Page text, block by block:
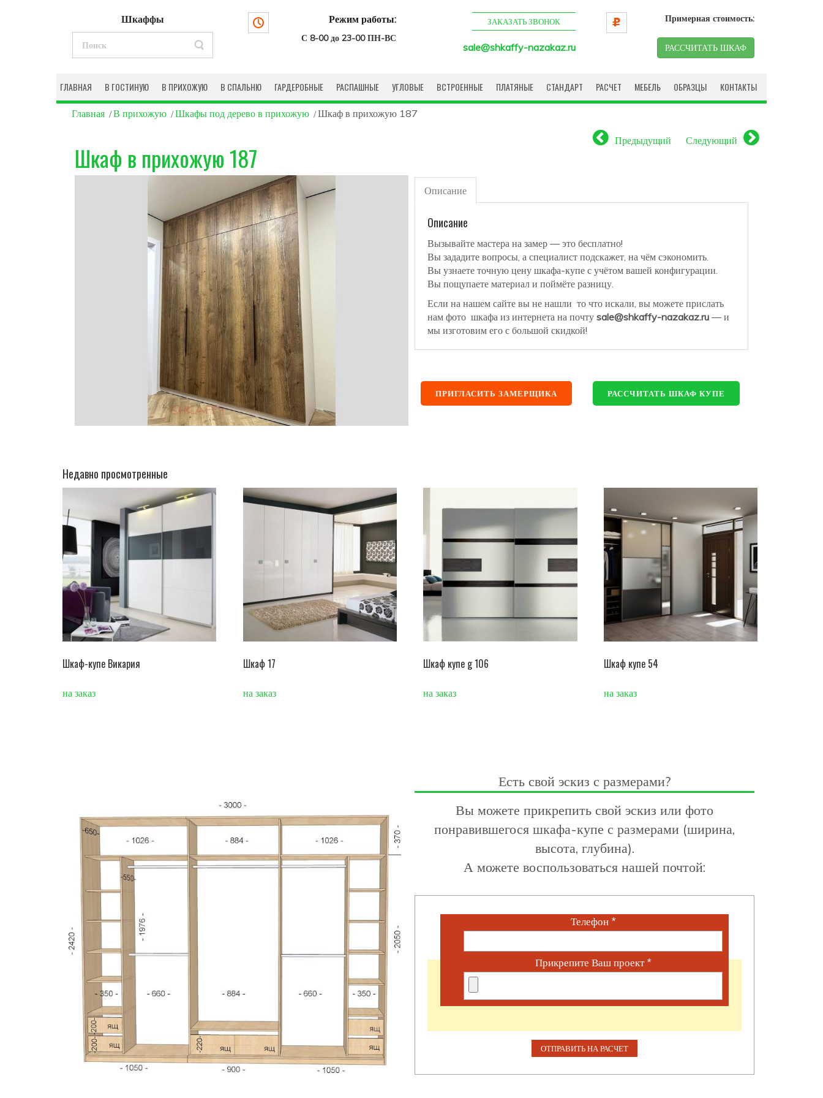
Шкаффы Режим работы:
С 8-00 до 23-00 ПН-ВС
ЗАКАЗАТЬ ЗВОНОК
sale@shkaffy-nazakaz.ru
Примерная стоимость:
РАССЧИТАТЬ ШКАФ
ГЛАВНАЯ В ГОСТИНУЮ В ПРИХОЖУЮ В СПАЛЬНЮ ГАРДЕРОБНЫЕ РАСПАШНЫЕ УГЛОВЫЕ ВСТРОЕННЫЕ ПЛАТЯНЫЕ СТАНДАРТ РАСЧЕТ МЕБЕЛЬ ОБРАЗЦЫ КОНТАКТЫ
Главная В прихожую Шкафы под дерево в прихожую Шкаф в прихожую 187
Предыдущий Следующий
Шкаф в прихожую 187
Описание
Описание
Вызывайте мастера на замер — это бесплатно!
Вы зададите вопросы, а специалист подскажет, на чём сэкономить.
Вы узнаете точную цену шкафа-купе с учётом вашей конфигурации.
Вы пощупаете материал и поймёте разницу.
Если на нашем сайте вы не нашли то что искали, вы можете прислать
нам фото шкафа из интернета на почту sale@shkaffy-nazakaz.ru — и
мы изготовим его с большой скидкой!
ПРИГЛАСИТЬ ЗАМЕРЩИКА РАССЧИТАТЬ ШКАФ КУПЕ
Недавно просмотренные
Шкаф-купе Викария
на заказ
Шкаф 17
на заказ
Шкаф купе g 106
на заказ
Шкаф купе 54
на заказ
Есть свой эскиз с размерами?
Вы можете прикрепить свой эскиз или фото
понравившегося шкафа-купе с размерами (ширина,
высота, глубина).
А можете воспользоваться нашей почтой:
Телефон *
Прикрепите Ваш проект*